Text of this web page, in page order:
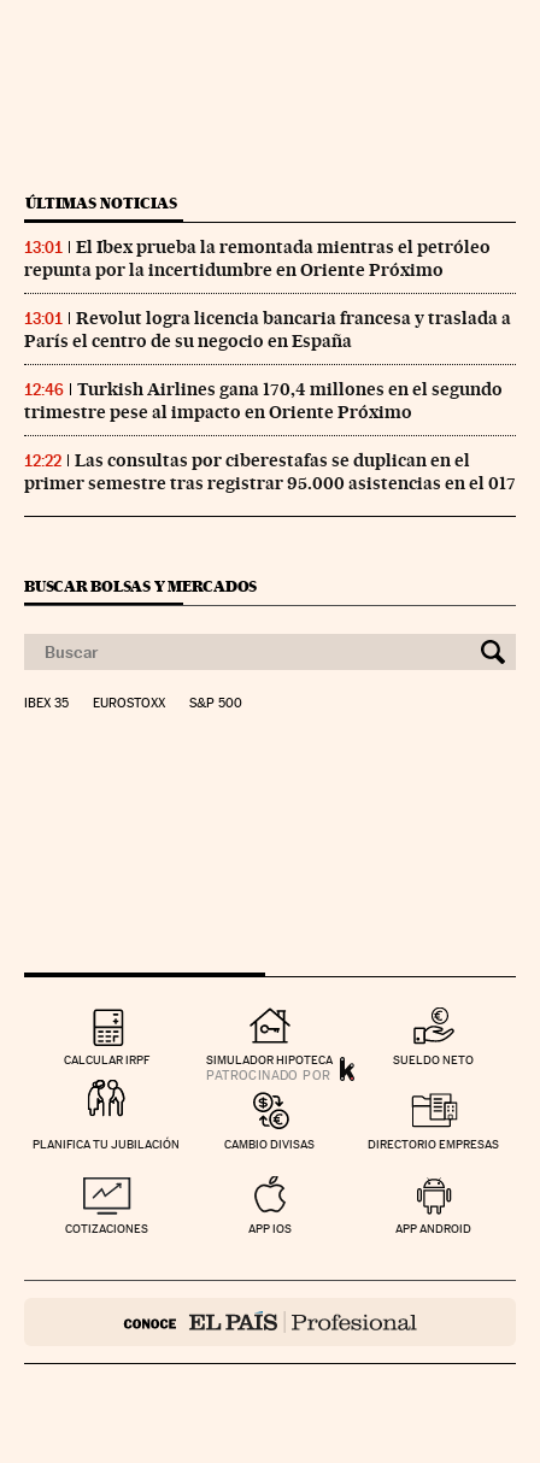
ÚLTIMAS NOTICIAS
13:01
El Ibex prueba la remontada mientras el petróleo
repunta por la incertidumbre en Oriente Próximo
13:01
Revolut logra licencia bancaria francesa y traslada a
París el centro de su negocio en España
12:46
Turkish Airlines gana 170,4 millones en el segundo
trimestre pese al impacto en Oriente Próximo
12:22
Las consultas por ciberestafas se duplican en el
primer semestre tras registrar 95.000 asistencias en el 017
BUSCAR BOLSAS Y MERCADOS
IBEX 35 EUROSTOXX S&P 500
CALCULAR IRPF SIMULADOR HIPOTECA SUELDO NETO
PLANIFICA TU JUBILACIÓN CAMBIO DIVISAS DIRECTORIO EMPRESAS
COTIZACIONES APP IOS APP ANDROID